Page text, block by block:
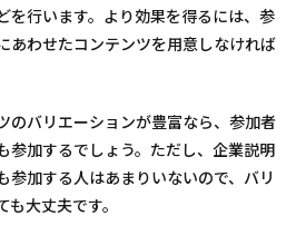
を行います。より効果を得るには、参
あわせたコンテンツを用意しなければ
のバリエーションが豊富なら、参加者
参加するでしょう。ただし、企業説明
参加する人はあまりいないので、バリ
大丈夫です。